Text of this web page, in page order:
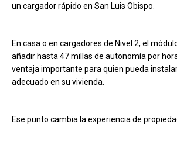
un cargador rápido en San Luis Obispo.
En casa o en cargadores de Nivel 2, el
añadir hasta 47 millas de autonomía por
ventaja importante para quien pueda
adecuado en su vivienda.
Ese punto cambia la experiencia de